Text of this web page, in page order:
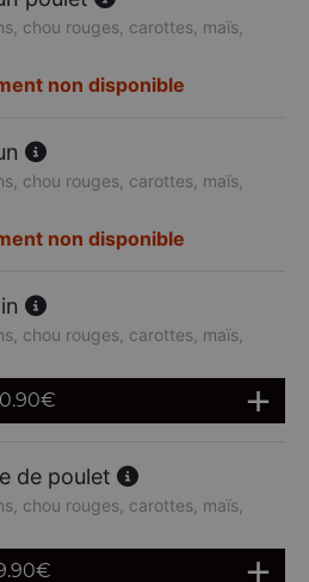
chou rouges, carottes, maïs,
non disponible
chou rouges, carottes, maïs,
non disponible
chou rouges, carottes, maïs,
€
de poulet
chou rouges, carottes, maïs,
€